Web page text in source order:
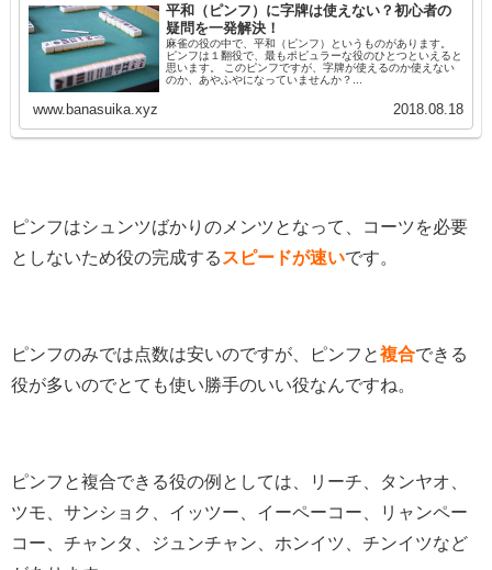
平和（ピンフ）に字牌は使えない？初心者の
疑問を一発解決！
麻雀の役の中で、平和（ピンフ）というものがあります。
ピンフは１翻役で、最もポピュラーな役のひとつといえると
思います。 このピンフですが、字牌が使えるのか使えない
のか、あやふやになっていませんか？...
www.banasuika.xyz 2018.08.18
ピンフはシュンツばかりのメンツとなって、コーツを必要
としないため役の完成する スピードが速いです。
ピンフのみでは点数は安いのですが、ピンフと複合できる
役が多いのでとても使い勝手のいい役なんですね。
ピンフと複合できる役の例としては、リーチ、タンヤオ、
ツモ、サンショク、イッツー、イーペーコー、リャンペー
コー、チャンタ、ジュンチャン、ホンイツ、チンイツなど